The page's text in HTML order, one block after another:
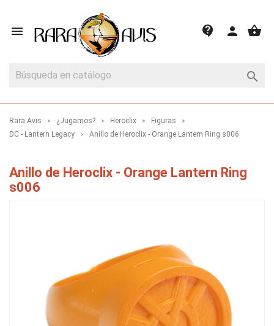
 shopping_basket
person
contact_support

Rara Avis ¿Jugamos? Heroclix
Figuras
DC - Lantern Legacy
Anillo de Heroclix - Orange Lantern Ring s006
Anillo de Heroclix - Orange Lantern Ring
s006